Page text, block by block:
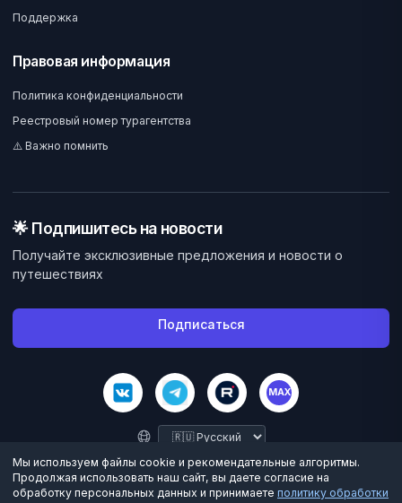
Поддержка
Правовая информация
Политика конфиденциальности
Реестровый номер турагентства
⚠️ Важно помнить
🌟 Подпишитесь на новости
Получайте эксклюзивные предложения и новости о
путешествиях
Подписаться
MAX
©2026Велес Вояж. Все права защищены.
Мы используем файлы cookie и рекомендательные алгоритмы.
Продолжая использовать наш сайт, вы даете согласие на
обработку персональных данных и принимаете политику обработки